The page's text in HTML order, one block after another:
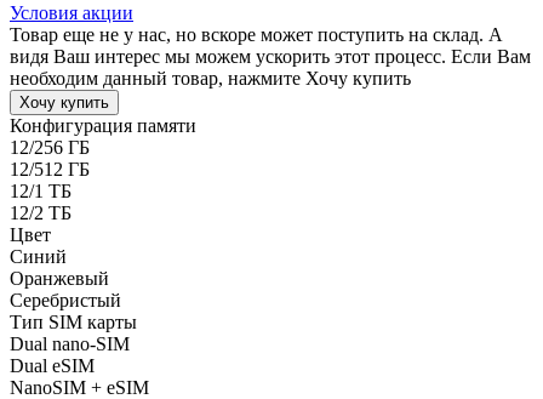
Условия акции
Товар еще не у нас, но вскоре может поступить на склад. А
видя Ваш интерес мы можем ускорить этот процесс. Если Вам
необходим данный товар, нажмите Хочу купить
Хочу купить
Конфигурация памяти
12/256 ГБ
12/512 ГБ
12/1 ТБ
12/2 ТБ
Цвет
Синий
Оранжевый
Серебристый
Тип SIM карты
Dual nano-SIM
Dual eSIM
NanoSIM + eSIM